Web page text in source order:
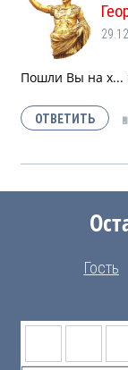
Пошли Вы на х...
Гость